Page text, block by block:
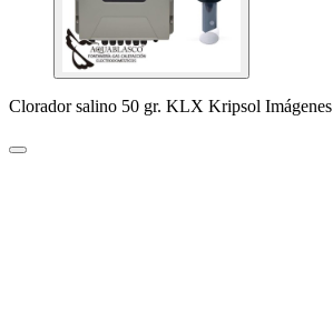
Clorador salino 50 gr. KLX Kripsol Imágenes